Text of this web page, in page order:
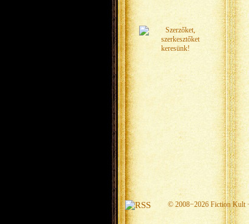
© 2008−2026 Fiction Kult